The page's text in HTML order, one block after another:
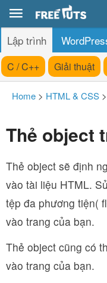
Lập trình
C / C++ Giải thuật
Home > HTML & CSS >
Thẻ object
Thẻ object sẽ định
vào tài liệu HTML.
tệp đa phương tiện(
vào trang của bạn.
Thẻ object cũng có
vào trang của bạn.